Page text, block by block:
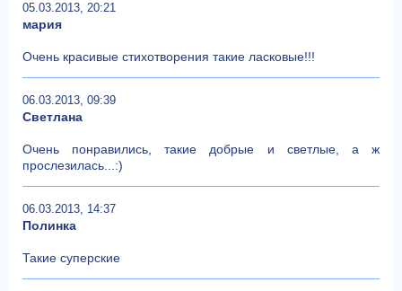
05.03.2013, 20:21
мария
Очень красивые стихотворения такие ласковые!!!
06.03.2013, 09:39
Светлана
Очень понравились, такие добрые и светлые, а ж
прослезилась...:)
06.03.2013, 14:37
Полинка
Такие суперские